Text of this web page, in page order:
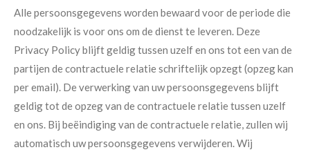
Alle persoonsgegevens worden bewaard voor de periode die
noodzakelijk is voor ons om de dienst te leveren. Deze
Privacy Policy blijft geldig tussen uzelf en ons tot een van de
partijen de contractuele relatie schriftelijk opzegt (opzeg kan
per email). De verwerking van uw persoonsgegevens blijft
geldig tot de opzeg van de contractuele relatie tussen uzelf
en ons. Bij beëindiging van de contractuele relatie, zullen wij
automatisch uw persoonsgegevens verwijderen. Wij